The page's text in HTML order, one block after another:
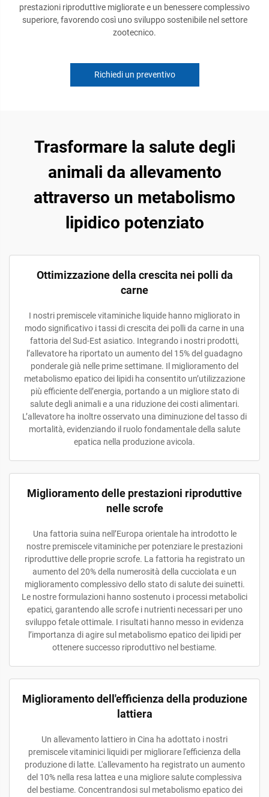
prestazioni riproduttive migliorate e un benessere complessivo
superiore, favorendo così uno sviluppo sostenibile nel settore
zootecnico.
Richiedi un preventivo
Trasformare la salute degli
animali da allevamento
attraverso un metabolismo
lipidico potenziato
Ottimizzazione della crescita nei polli da
carne
I nostri premiscele vitaminiche liquide hanno migliorato in
modo significativo i tassi di crescita dei polli da carne in una
fattoria del Sud-Est asiatico. Integrando i nostri prodotti,
l’allevatore ha riportato un aumento del 15% del guadagno
ponderale già nelle prime settimane. Il miglioramento del
metabolismo epatico dei lipidi ha consentito un’utilizzazione
più efficiente dell’energia, portando a un migliore stato di
salute degli animali e a una riduzione dei costi alimentari.
L’allevatore ha inoltre osservato una diminuzione del tasso di
mortalità, evidenziando il ruolo fondamentale della salute
epatica nella produzione avicola.
Miglioramento delle prestazioni riproduttive
nelle scrofe
Una fattoria suina nell’Europa orientale ha introdotto le
nostre premiscele vitaminiche per potenziare le prestazioni
riproduttive delle proprie scrofe. La fattoria ha registrato un
aumento del 20% della numerosità della cucciolata e un
miglioramento complessivo dello stato di salute dei suinetti.
Le nostre formulazioni hanno sostenuto i processi metabolici
epatici, garantendo alle scrofe i nutrienti necessari per uno
sviluppo fetale ottimale. I risultati hanno messo in evidenza
l’importanza di agire sul metabolismo epatico dei lipidi per
ottenere successo riproduttivo nel bestiame.
Miglioramento dell'efficienza della produzione
lattiera
Un allevamento lattiero in Cina ha adottato i nostri
premiscele vitaminici liquidi per migliorare l'efficienza della
produzione di latte. L'allevamento ha registrato un aumento
del 10% nella resa lattea e una migliore salute complessiva
del bestiame. Concentrandosi sul metabolismo epatico dei